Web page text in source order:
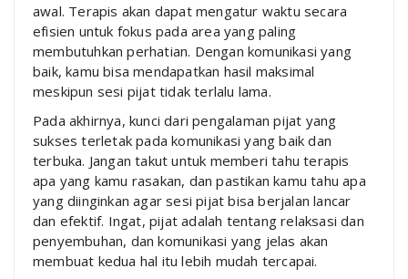
awal. Terapis akan dapat mengatur waktu secara
efisien untuk fokus pada area yang paling
membutuhkan perhatian. Dengan komunikasi yang
baik, kamu bisa mendapatkan hasil maksimal
meskipun sesi pijat tidak terlalu lama.
Pada akhirnya, kunci dari pengalaman pijat yang
sukses terletak pada komunikasi yang baik dan
terbuka. Jangan takut untuk memberi tahu terapis
apa yang kamu rasakan, dan pastikan kamu tahu apa
yang diinginkan agar sesi pijat bisa berjalan lancar
dan efektif. Ingat, pijat adalah tentang relaksasi dan
penyembuhan, dan komunikasi yang jelas akan
membuat kedua hal itu lebih mudah tercapai.